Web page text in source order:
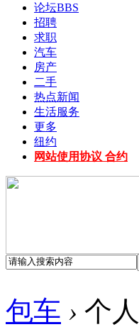
论坛BBS
招聘
求职
汽车
房产
二手
热点新闻
生活服务
更多
纽约
网站使用协议 合约
包车 › 个